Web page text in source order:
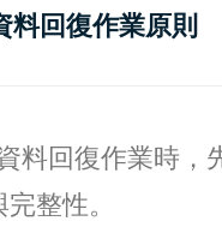
料回復作業原則
料回復作業時，
整性。